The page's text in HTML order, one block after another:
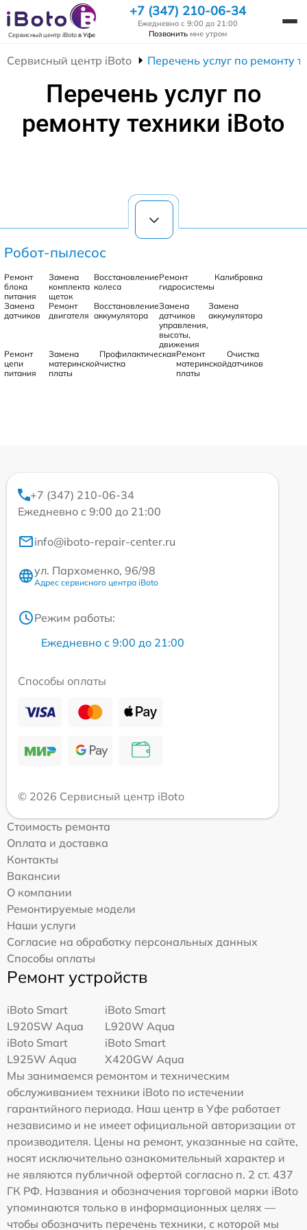
Сервисный центр iBotoв Уфе
+7 (347) 210-06-34
Ежедневно с 9:00 до 21:00
Позвонить мне утром
Сервисный центр iBoto Перечень услуг по ремонту
Перечень услуг по
ремонту техники iBoto
Робот-пылесос
Ремонт
блока
питания
Замена
комплекта
щеток
Восстановление
колеса
Ремонт
гидросистемы
Калибровка
Замена
датчиков
Ремонт
двигателя
Восстановление
аккумулятора
Замена
датчиков
управления,
высоты,
движения
Замена
аккумулятора
Ремонт
цепи
питания
Замена
материнской
платы
Профилактическая
чистка
Ремонт
материнской
платы
Очистка
датчиков
+7 (347) 210-06-34
Ежедневно с 9:00 до 21:00
info@iboto-repair-center.ru
ул. Пархоменко, 96/98
Адрес сервисного центра iBoto
Режим работы:
Ежедневно с 9:00 до 21:00
Способы оплаты
© 2026 Сервисный центр iBoto
Стоимость ремонта
Оплата и доставка
Контакты
Вакансии
О компании
Ремонтируемые модели
Наши услуги
Согласие на обработку персональных данных
Способы оплаты
Ремонт устройств
iBoto Smart
L920SW Aqua
iBoto Smart
L920W Aqua
iBoto Smart
L925W Aqua
iBoto Smart
Х420GW Aqua
Мы занимаемся ремонтом и техническим
обслуживанием техники iBoto по истечении
гарантийного периода. Наш центр в Уфе работает
независимо и не имеет официальной авторизации от
производителя. Цены на ремонт, указанные на сайте,
носят исключительно ознакомительный характер и
не являются публичной офертой согласно п. 2 ст. 437
ГК РФ. Названия и обозначения торговой марки iBoto
упоминаются только в информационных целях —
чтобы обозначить перечень техники, с которой мы